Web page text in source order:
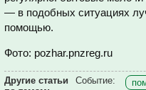
— в подобных ситуациях
помощью.
Фото: pozhar.pnzreg.ru
Другие статьи
Событие: